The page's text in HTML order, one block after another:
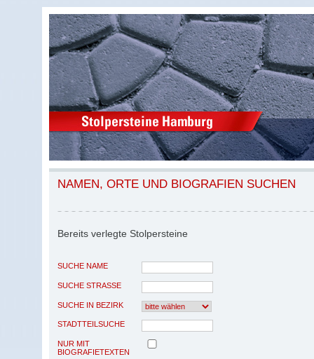
NAMEN, ORTE UND BIOGRAFIEN SUCHEN
Bereits verlegte Stolpersteine
SUCHE NAME
SUCHE STRASSE
SUCHE IN BEZIRK
STADTTEILSUCHE
NUR MIT
BIOGRAFIETEXTEN